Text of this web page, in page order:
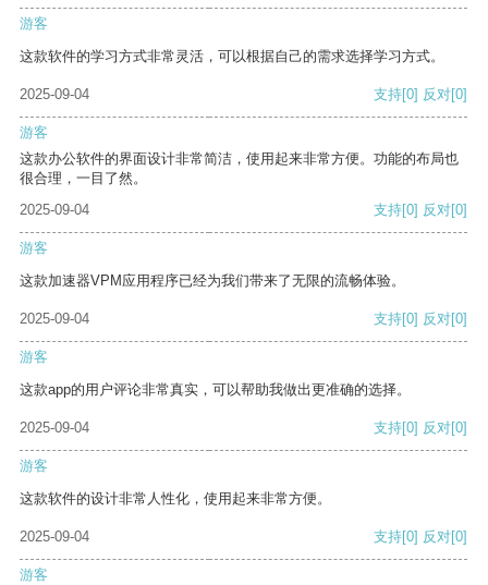
游客
这款软件的学习方式非常灵活，可以根据自己的需求选择学习方式。
2025-09-04 支持[0] 反对[0]
游客
这款办公软件的界面设计非常简洁，使用起来非常方便。功能的布局也
很合理，一目了然。
2025-09-04
支持[0] 反对[0]
游客
这款加速器VPM应用程序已经为我们带来了无限的流畅体验。
2025-09-04 支持[0] 反对[0]
游客
这款app的用户评论非常真实，可以帮助我做出更准确的选择。
2025-09-04 支持[0] 反对[0]
游客
这款软件的设计非常人性化，使用起来非常方便。
2025-09-04 支持[0] 反对[0]
游客